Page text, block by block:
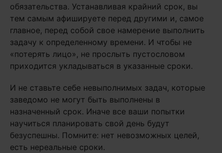
обязательства. Устанавливая крайний срок, вы
тем самым афишируете перед другими и, самое
главное, перед собой свое намерение выполнить
задачу к определенному времени. И чтобы не
«потерять лицо», не прослыть пустословом
приходится укладываться в указанные сроки.
И не ставьте себе невыполнимых задач, которые
заведомо не могут быть выполнены в
назначенный срок. Иначе все ваши попытки
научиться планировать свой день будут
безуспешны. Помните: нет невозможных целей,
есть нереальные сроки.